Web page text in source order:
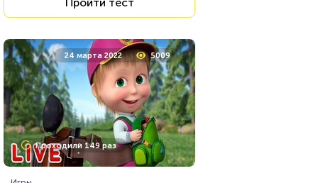
24 марта 2022 5009
Проходили 149 раз